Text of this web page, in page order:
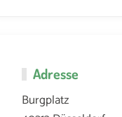
UM 20:00
Adresse
Burgplatz